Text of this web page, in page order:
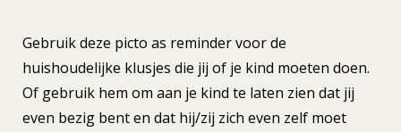
Gebruik deze picto as reminder voor de
huishoudelijke klusjes die jij of je kind moeten doen.
Of gebruik hem om aan je kind te laten zien dat jij
even bezig bent en dat hij/zij zich even zelf moet